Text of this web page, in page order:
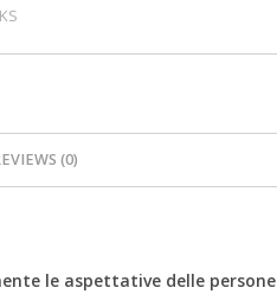
(0)
le aspettative delle